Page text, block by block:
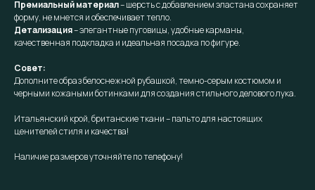
Премиальный материал– шерсть с добавлением эластана сохраняет
форму, не мнется и обеспечивает тепло.
Детализация– элегантные пуговицы, удобные карманы,
качественная подкладка и идеальная посадка по фигуре.
Совет:
Дополните образ белоснежной рубашкой, темно-серым костюмом и
черными кожаными ботинками для создания стильного делового лука.
Итальянский крой, британские ткани – пальто для настоящих
ценителей стиля и качества!
Наличие размеров уточняйте по телефону!